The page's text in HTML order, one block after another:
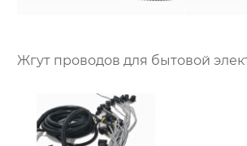
Жгут проводов для бытовой